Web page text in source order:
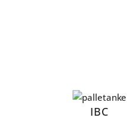
IBC